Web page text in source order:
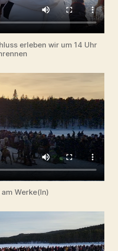
erleben wir um 14 Uhr
Werke(ln)